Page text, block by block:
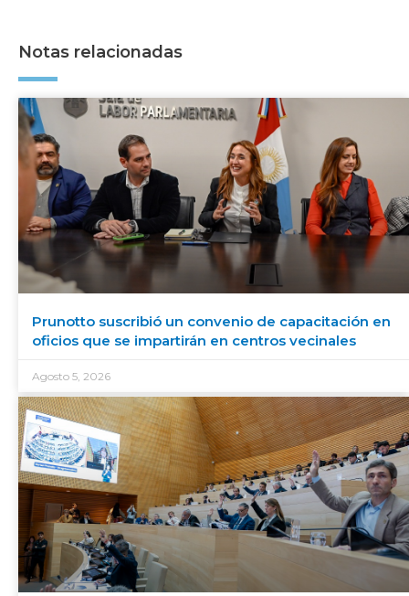
Notas relacionadas
Prunotto suscribió un convenio de capacitación en
oficios que se impartirán en centros vecinales
Agosto 5, 2026